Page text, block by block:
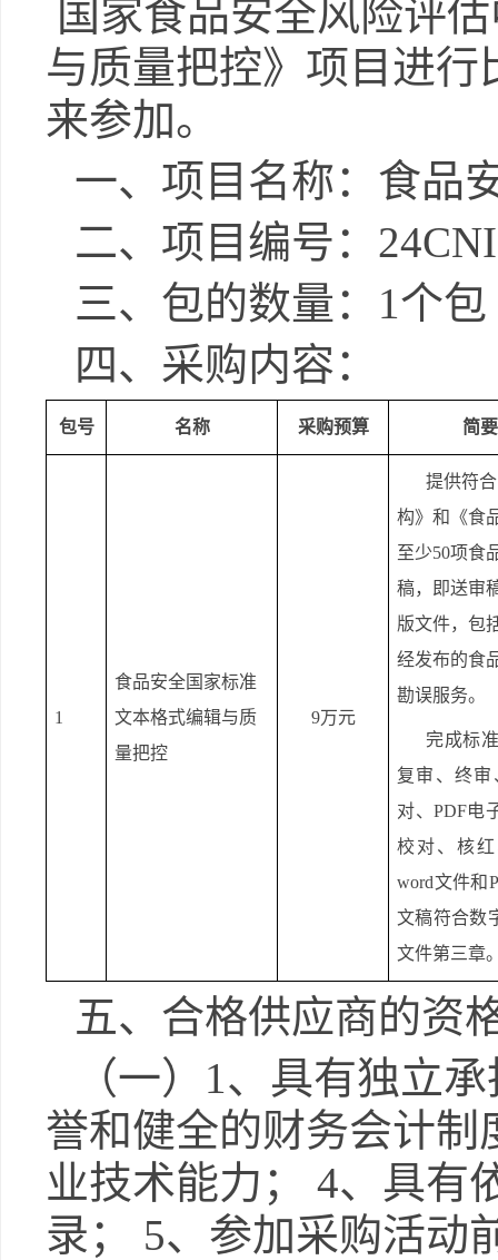
国家食品安全风险评
与质量把控》 项目进行
来参加。
一、 项目名称：食品
二、 项目编号：
三、包的数量： 1个包
四、采购内容：
包号 名称 采购预算 简
1
食品安全国家标准
文本格式编辑与质
量把控
9万元
提供符
构》和《食
至少50项食
稿，即送审
版文件，包
经发布的食
勘误服务。
完成标
复审、终
对、PDF电
校对、核
word文件和
文稿符合数
文件第三章
五、合格供应商的资
（一） 1、具有独立
誉和健全的财务会计
业技术能力； 4、具有
录； 5、参加采购活动